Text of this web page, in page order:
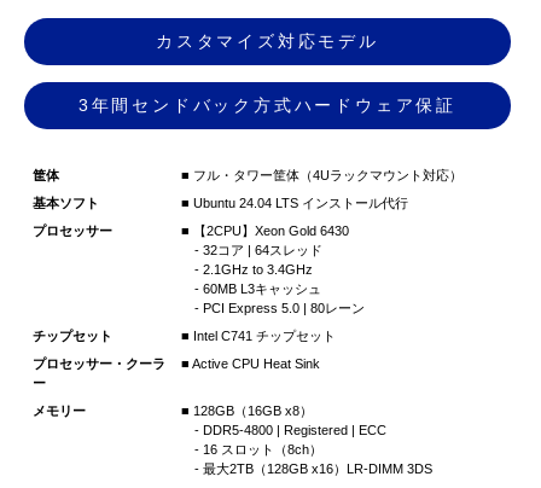
カスタマイズ対応モデル
3年間センドバック方式ハードウェア保証
筐体
■ フル・タワー筐体（4Uラックマウント対応）
基本ソフト
■ Ubuntu 24.04 LTS インストール代行
プロセッサー
■ 【2CPU】Xeon Gold 6430
- 32コア | 64スレッド
- 2.1GHz to 3.4GHz
- 60MB L3キャッシュ
- PCI Express 5.0 | 80レーン
チップセット
■ Intel C741 チップセット
プロセッサー・クーラ
ー
■ Active CPU Heat Sink
メモリー
■ 128GB（16GB x8）
- DDR5-4800 | Registered | ECC
- 16 スロット（8ch）
- 最大2TB（128GB x16）LR-DIMM 3DS